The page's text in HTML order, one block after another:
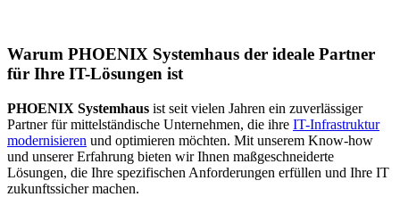
Warum PHOENIX Systemhaus der ideale Partner
für Ihre IT-Lösungen ist
PHOENIX Systemhaus ist seit vielen Jahren ein zuverlässiger
Partner für mittelständische Unternehmen, die ihre IT-Infrastruktur
modernisieren und optimieren möchten. Mit unserem Know-how
und unserer Erfahrung bieten wir Ihnen maßgeschneiderte
Lösungen, die Ihre spezifischen Anforderungen erfüllen und Ihre IT
zukunftssicher machen.